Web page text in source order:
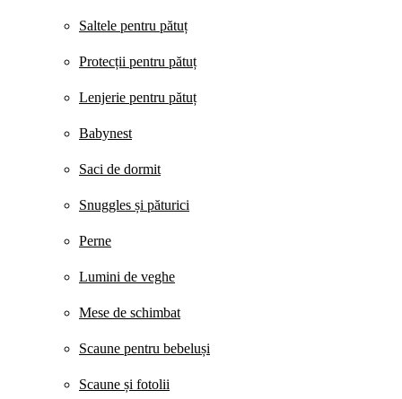
Saltele pentru pătuț
Protecții pentru pătuț
Lenjerie pentru pătuț
Babynest
Saci de dormit
Snuggles și păturici
Perne
Lumini de veghe
Mese de schimbat
Scaune pentru bebeluși
Scaune și fotolii